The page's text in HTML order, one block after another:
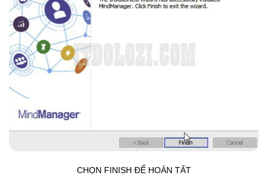
CHỌN FINISH ĐỂ HOÀN TẤT